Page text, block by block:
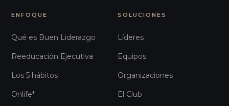
ENFOQUE
Qué es Buen Liderazgo
Reeducación Ejecutiva
Los 5 hábitos
Onlife*
SOLUCIONES
Líderes
Equipos
Organizaciones
El Club